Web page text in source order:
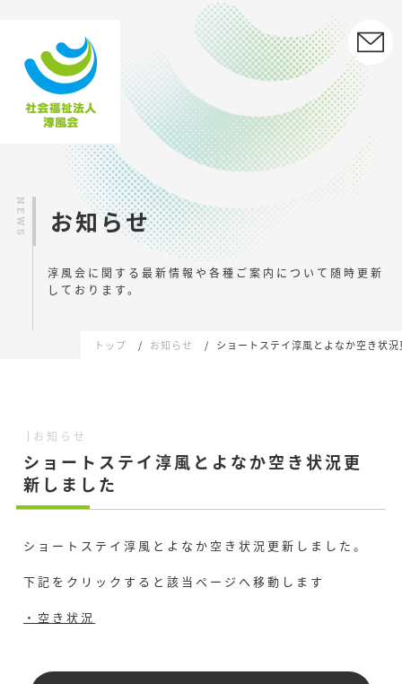
お知らせ
淳風会に関する最新情報や各種ご案内について 随時更新
しております。
トップ お知らせ ショートステイ淳風とよなか空き状
お知らせ
ショートステイ淳風とよなか空き状況更
新しました
ショートステイ淳風とよなか空き状況更新しました。
下記をクリックすると該当ページへ移動します
・空き状況